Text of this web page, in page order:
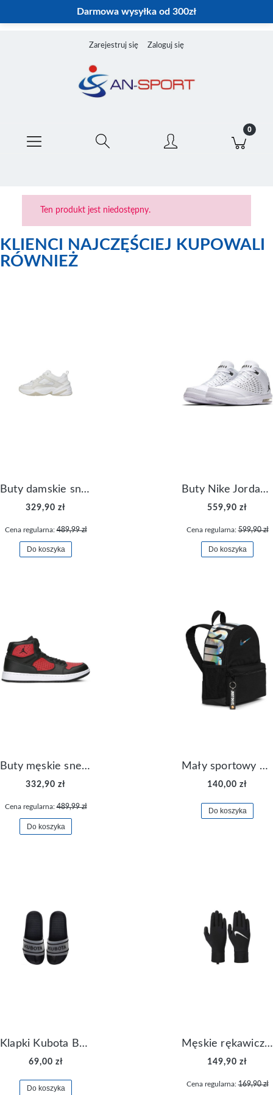
Darmowa wysyłka od 300zł
Zarejestruj się Zaloguj się
Ten produkt jest niedostępny.
KLIENCI NAJCZĘŚCIEJ KUPOWALI
RÓWNIEŻ
Buty damskie sneakersy Nike M2K Tekno AO3108-006
329,90 zł
Cena regularna:489,99 zł
Do koszyka
Buty Nike Jordan Flight Origin 4 921196-100
559,90 zł
Cena regularna:599,90 zł
Do koszyka
Buty męskie sneakersy Jordan Access AR3762-006
332,90 zł
Cena regularna:489,99 zł
Do koszyka
Mały sportowy plecak plecaczek Nike Brasilia JDI DR6091-017
140,00 zł
Do koszyka
Klapki Kubota Basenowe Gel Czarne
69,00 zł
Do koszyka
Męskie rękawiczki Nike Dri-FIT Lightweight Gloves N.RG.M0.082
149,90 zł
Cena regularna:169,90 zł